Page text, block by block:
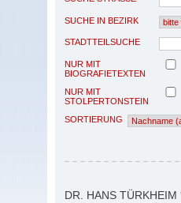
SUCHE IN BEZIRK
STADTTEILSUCHE
NUR MIT
BIOGRAFIETEXTEN
NUR MIT
STOLPERTONSTEIN
SORTIERUNG
DR. HANS TÜRKHEIM